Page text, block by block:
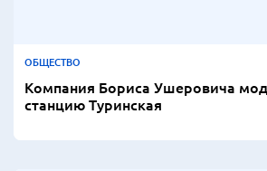
ОБЩЕСТВО
Компания Бориса Ушеровича
станцию Туринская